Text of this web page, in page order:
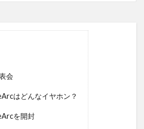
会
はどんなイヤホン？
を開封